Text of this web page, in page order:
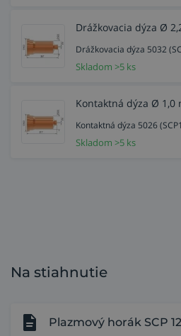
Drážkovacia dýza Ø
Drážkovacia dýza 5032
Skladom >5 ks
Kontaktná dýza Ø 1,0
Kontaktná dýza 5026
Skladom >5 ks
Na stiahnutie
Plazmový horák SCP